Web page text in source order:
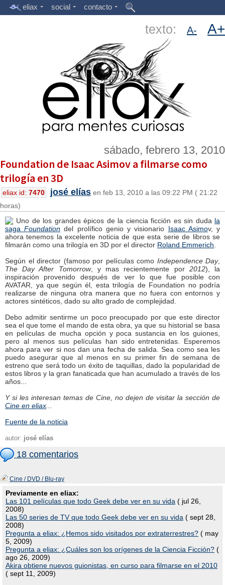
eliax social contacto
texto: A- A+
sábado, febrero 13, 2010
Foundation de Isaac Asimov a filmarse como
trilogía en 3D
eliax id: 7470 josé elías en feb 13, 2010 a las 09:22 PM ( 21:22
horas)
Uno de los grandes épicos de la ciencia ficción es sin duda la
sagaFoundation del prolífico genio y visionario Isaac Asimov, y
ahora tenemos la excelente noticia de que esta serie de libros se
filmarán como una trilogía en 3D por el director Roland Emmerich
Según el director (famoso por películas como Independence Day,
The Day After Tomorrow, y mas recientemente por 2012), la
inspiración provenido después de ver lo que fue posible con
AVATAR, ya que según él, esta trilogía de Foundation no podría
realizarse de ninguna otra manera que no fuera con entornos y
actores sintéticos, dado su alto grado de complejidad.
Debo admitir sentirme un poco preocupado por que este director
sea el que tome el mando de esta obra, ya que su historial se basa
en películas de mucha opción y poca sustancia en los guiones,
pero al menos sus películas han sido entretenidas. Esperemos
ahora para ver si nos dan una fecha de salida. Sea como sea les
puedo asegurar que al menos en su primer fin de semana de
estreno que será todo un éxito de taquillas, dado la popularidad de
estos libros y la gran fanaticada que han acumulado a través de los
años...
Y si les interesan temas de Cine, no dejen de visitar la sección de
Cine en eliax
Fuente de la noticia
autor: josé elías
18 comentarios
Cine / DVD / Blu-ray
Previamente en eliax:
Las 101 películas que todo Geek debe ver en su vida ( jul 26,
2008)
Las 50 series de TV que todo Geek debe ver en su vida ( sept 28,
2008)
Pregunta a eliax: ¿Hemos sido visitados por extraterrestres? ( may
5, 2009)
Pregunta a eliax: ¿Cuáles son los orígenes de la Ciencia Ficción? (
ago 26, 2009)
Akira obtiene nuevos guionistas, en curso para filmarse en el 2010
( sept 11, 2009)